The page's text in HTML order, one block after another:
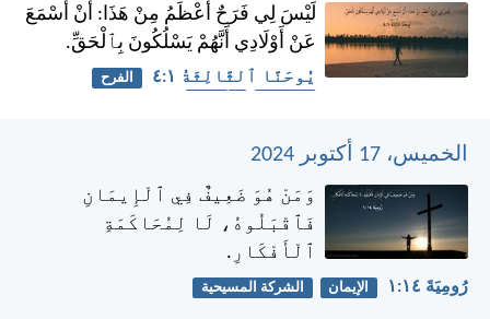
لَيْسَ لِي فَرَحٌ أَعْظَمُ مِنْ هَذَا: أَنْ أَسْمَعَ
عَنْ أَوْلَادِي أَنَّهُمْ يَسْلُكُونَ بِٱلْحَقِّ.
يُوحَنَّا ٱلثَّالِثَةُ ١:‏٤
الفرح
الخميس، 17 أكتوبر 2024
وَمَنْ هُوَ ضَعِيفٌ فِي ٱلْإِيمَانِ
فَٱقْبَلُوهُ، لَا لِمُحَاكَمَةِ
ٱلْأَفْكَارِ.
رُومِيَةَ ١٤:‏١ الإيمان الشركة المسيحية